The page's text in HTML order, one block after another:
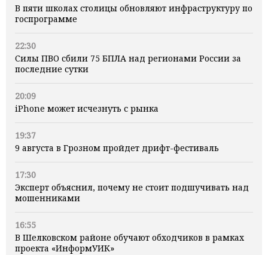
В пяти школах столицы обновляют инфраструктуру по
госпрограмме
22:30
Силы ПВО сбили 75 БПЛА над регионами России за
последние сутки
20:09
iPhone может исчезнуть с рынка
19:37
9 августа в Грозном пройдет дрифт-фестиваль
17:30
Эксперт объяснил, почему не стоит подшучивать над
мошенниками
16:55
В Шелковском районе обучают обходчиков в рамках
проекта «ИнформУИК»